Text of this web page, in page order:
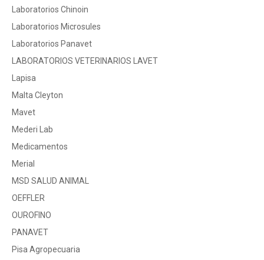
Laboratorios Chinoin
Laboratorios Microsules
Laboratorios Panavet
LABORATORIOS VETERINARIOS LAVET
Lapisa
Malta Cleyton
Mavet
Mederi Lab
Medicamentos
Merial
MSD SALUD ANIMAL
OEFFLER
OUROFINO
PANAVET
Pisa Agropecuaria